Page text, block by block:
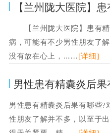
【兰州陇大医院】
【兰州陇大医院】患有精
病，可能有不少男性朋友了
没有放在心上，...…[详细]
男性患有精囊炎后果
男性患有精囊炎后果有哪些?
性朋友了解并不多，以至于